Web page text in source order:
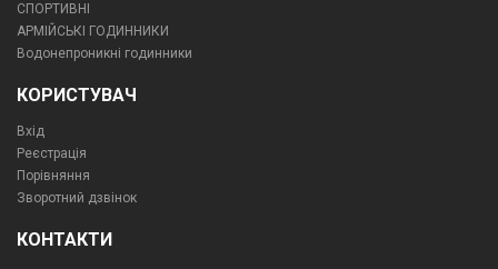
СПОРТИВНІ
АРМІЙСЬКІ ГОДИННИКИ
Водонепроникні годинники
КОРИСТУВАЧ
Вхід
Реєстрація
Порівняння
Зворотний дзвінок
КОНТАКТИ